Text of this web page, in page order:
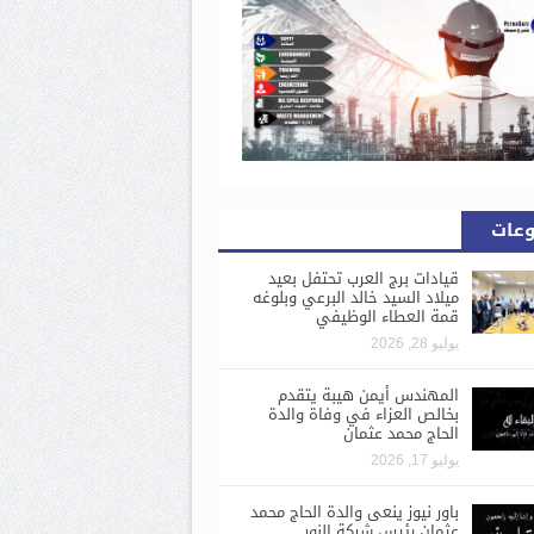
قيادات برج العرب تحتفل بعيد
ميلاد السيد خالد البرعي وبلوغه
قمة العطاء الوظيفي
يوليو 28, 2026
المهندس أيمن هيبة يتقدم
بخالص العزاء في وفاة والدة
الحاج محمد عثمان
يوليو 17, 2026
باور نيوز ينعى والدة الحاج محمد